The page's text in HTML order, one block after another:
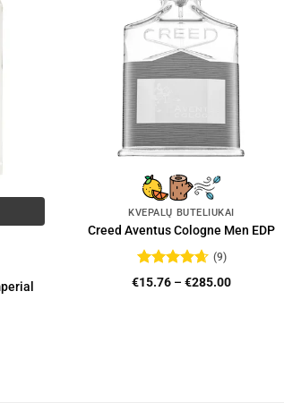
KVEPALŲ BUTELIUKAI
Creed Aventus Cologne Men EDP
Įvertinimas:
(9)
€15.76 – €285.00Price